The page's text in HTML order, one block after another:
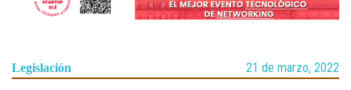
Legislación 21 de marzo, 2022